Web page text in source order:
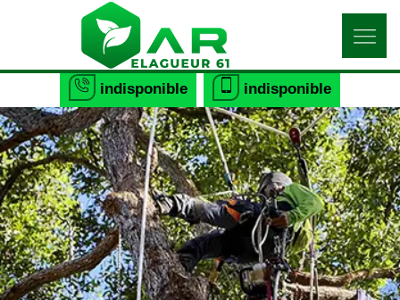
indisponible indisponible